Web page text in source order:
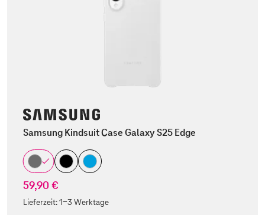
Samsung Kindsuit Case Galaxy S25 Edge
59,90 €
Lieferzeit:1-3 Werktage